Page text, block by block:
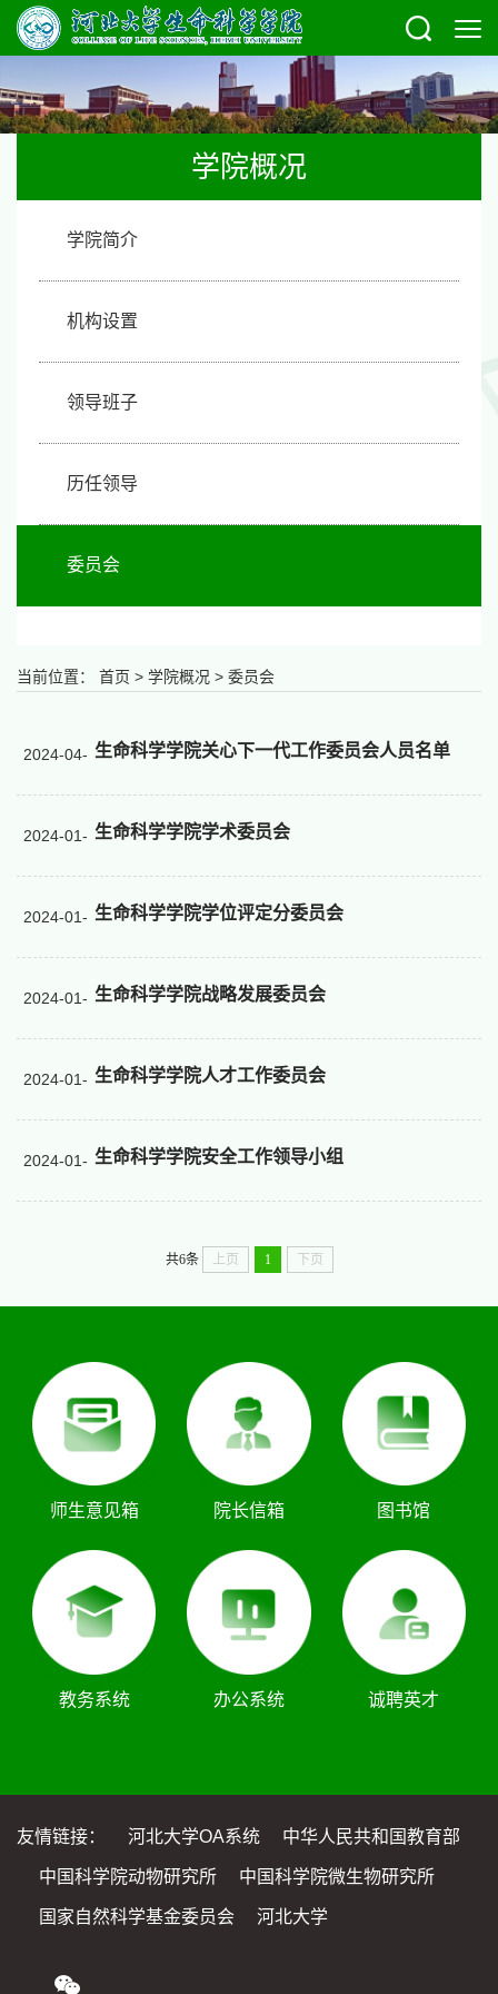
学院概况
学院简介
机构设置
领导班子
历任领导
委员会
当前位置： 首页 > 学院概况 > 委员会
2024-04- 生命科学学院关心下一代工作委员会人员名单
2024-01- 生命科学学院学术委员会
2024-01- 生命科学学院学位评定分委员会
2024-01- 生命科学学院战略发展委员会
2024-01- 生命科学学院人才工作委员会
2024-01- 生命科学学院安全工作领导小组
共6条 上页 1 下页
师生意见箱 院长信箱 图书馆
教务系统 办公系统 诚聘英才
友情链接： 河北大学OA系统 中华人民共和国教育部
中国科学院动物研究所 中国科学院微生物研究所
国家自然科学基金委员会 河北大学